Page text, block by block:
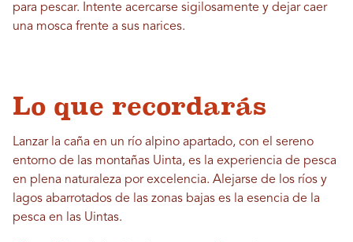
para pescar. Intente acercarse sigilosamente y dejar caer
una mosca frente a sus narices.
Lo que recordarás
Lanzar la caña en un río alpino apartado, con el sereno
entorno de las montañas Uinta, es la experiencia de pesca
en plena naturaleza por excelencia. Alejarse de los ríos y
lagos abarrotados de las zonas bajas es la esencia de la
pesca en las Uintas.